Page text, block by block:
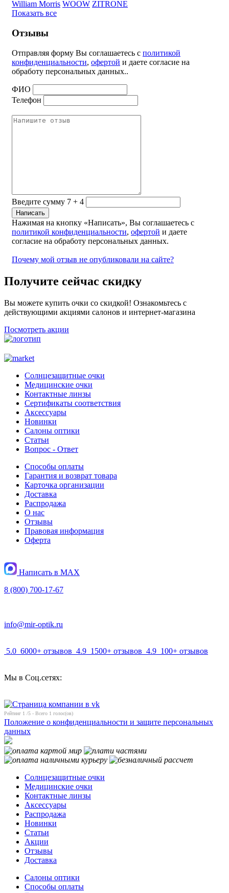
William Morris WOOW ZITRONE
Показать все
Отзывы
Отправляя форму Вы соглашаетесь с политикой
конфиденциальности, офертой и даете согласие на
обработу персональных данных..
ФИО
Телефон
Введите сумму 7 + 4
Нажимая на кнопку «Написать», Вы соглашаетесь с
политикой конфиденциальности, офертой и даете
согласие на обработу персональных данных.
Почему мой отзыв не опубликовали на сайте?
Получите сейчас скидку
Вы можете купить очки со скидкой! Ознакомьтесь с
действующими акциями салонов и интернет-магазина
Посмотреть акции
Солнцезащитные очки
Медицинские очки
Контактные линзы
Сертификаты соответствия
Аксессуары
Новинки
Салоны оптики
Статьи
Вопрос - Ответ
Способы оплаты
Гарантия и возврат товара
Карточка организации
Доставка
Распродажа
О нас
Отзывы
Правовая информация
Оферта
Написать в MAX
8 (800) 700-17-67
info@mir-optik.ru
5.0 6000+ отзывов 4.9 1500+ отзывов 4.9 100+ отзывов
Мы в Соц.сетях:
Рейтинг 1 /5 - Всего 1 голос(ов)
Положение о конфиденциальности и защите персональных
данных
Солнцезащитные очки
Медицинские очки
Контактные линзы
Аксессуары
Распродажа
Новинки
Статьи
Акции
Отзывы
Доставка
Салоны оптики
Способы оплаты